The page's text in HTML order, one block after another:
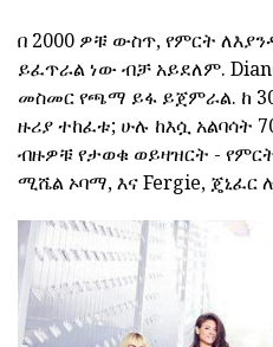
በ 2000 ዎቹ ውስጥ, የምርት
ይፈጥራል ነው ብቻ አይደለም.
መስመር የጫማ ይፋ ይጀምራል. ከ
ዙሪያ ተከፈቱ; ሁሉ ከእሷ አልባሳት
ብዙዎቹ የታወቁ ወይዛዝርት -
ሚሼል ኦባማ, እና Fergie, ጄኒፈር